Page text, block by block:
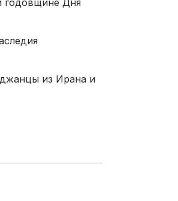
годовщине Дня
из Ирана и